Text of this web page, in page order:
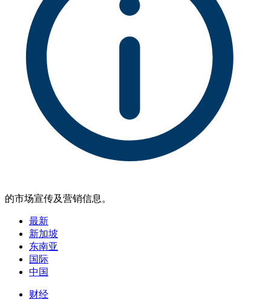
的市场宣传及营销信息。
最新
新加坡
东南亚
国际
中国
财经